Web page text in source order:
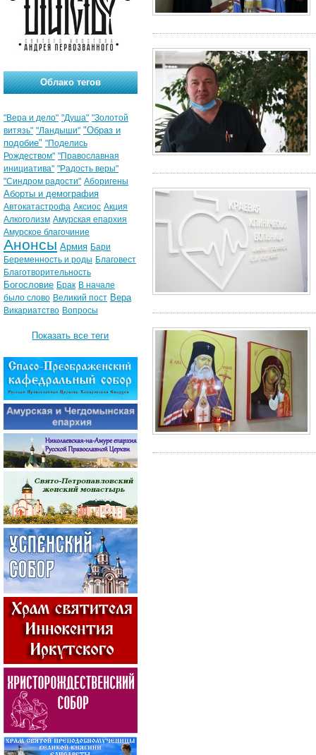
Облако тегов
"Вера и дело" "Душа" "Золотой
витязь" "Ландыши" "Образ и
подобие" "Поделись
Рождеством" "Православная
инициатива" "Радость веры"
"Синдром радости" Аборигены
Аборты и демография
Автокатастрофа Аксиос Акция
Алкоголизм Амурская епархия
Амурское благочиние
Анонсы Армия Бари
Беременность и роды Благовест
Благотворительность
Богословие Брак В начале
было слово Великий пост Вера
Викариатство Вопросы
Показать все теги